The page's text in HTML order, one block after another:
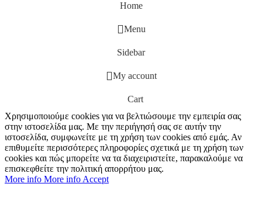
Home
Menu
Sidebar
My account
Cart
Χρησιμοποιούμε cookies για να βελτιώσουμε την εμπειρία σας
στην ιστοσελίδα μας. Με την περιήγησή σας σε αυτήν την
ιστοσελίδα, συμφωνείτε με τη χρήση των cookies από εμάς. Αν
επιθυμείτε περισσότερες πληροφορίες σχετικά με τη χρήση των
cookies και πώς μπορείτε να τα διαχειριστείτε, παρακαλούμε να
επισκεφθείτε την πολιτική απορρήτου μας.
More info More info Accept